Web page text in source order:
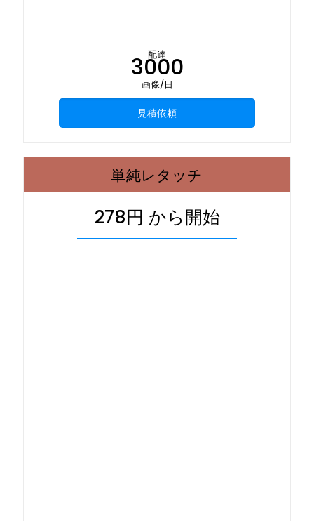
配達
3000
画像/日
見積依頼
単純レタッチ
278円 から開始